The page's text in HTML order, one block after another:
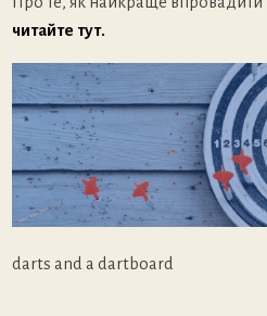
читайте тут.
darts and a dartboard